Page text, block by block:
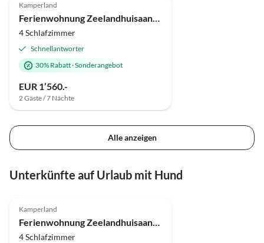
Kamperland
Ferienwohnung Zeelandhuisaanzee
4 Schlafzimmer
Schnellantworter
30% Rabatt·Sonderangebot
EUR 1’560.-
2 Gäste / 7 Nächte
Alle anzeigen
Unterkünfte auf Urlaub mit Hund
Kamperland
Ferienwohnung Zeelandhuisaanzee
4 Schlafzimmer